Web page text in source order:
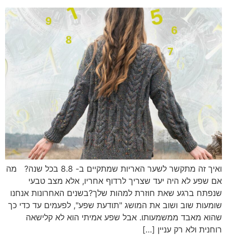
ואיך זה מתקשר לשער האריות שמתקיים ב- 8.8 בכל שנה? מה
אם שפע לא היה יעד שצריך לרדוף אחריו, אלא מצב טבעי
שנפתח ברגע שאת חוזרת למהות שלך?בשנים האחרונות אנחנו
שומעות שוב ושוב את המושג "תודעת שפע", לפעמים עד כדי כך
שהוא מאבד ממשמעותו. אבל שפע אמיתי הוא לא קלישאה
רוחנית ולא רק עניין […]